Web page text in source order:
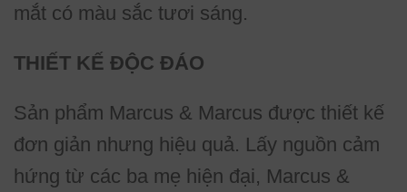
mắt có màu sắc tươi sáng.
THIẾT KẾ ĐỘC ĐÁO
Sản phẩm Marcus & Marcus được thiết kế
đơn giản nhưng hiệu quả. Lấy nguồn cảm
hứng từ các ba mẹ hiện đại, Marcus &